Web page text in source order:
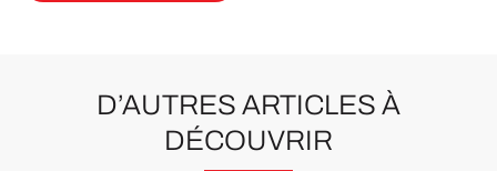
D’AUTRES ARTICLES À
DÉCOUVRIR